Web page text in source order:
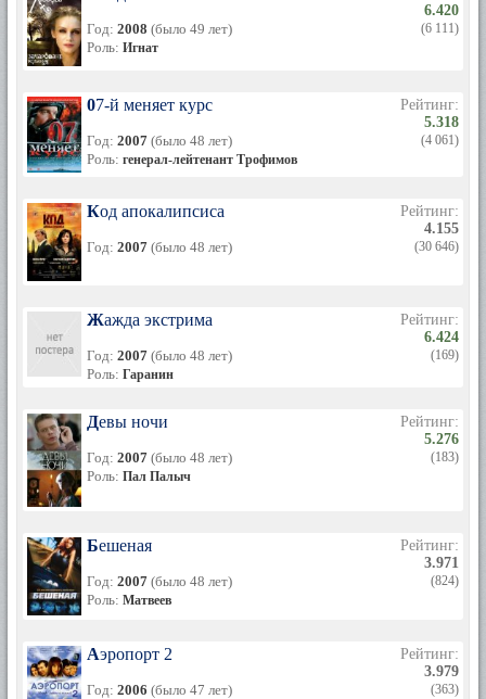
Год: 2008 (было 49 лет)
Роль: Игнат
6.420
(6 111)
07-й меняет курс
Год: 2007 (было 48 лет)
Роль: генерал-лейтенант Трофимов
Рейтинг:
5.318
(4 061)
Код апокалипсиса
Год: 2007 (было 48 лет)
Рейтинг:
4.155
(30 646)
Жажда экстрима
Год: 2007 (было 48 лет)
Роль: Гаранин
Рейтинг:
6.424
(169)
Девы ночи
Год: 2007 (было 48 лет)
Роль: Пал Палыч
Рейтинг:
5.276
(183)
Бешеная
Год: 2007 (было 48 лет)
Роль: Матвеев
Рейтинг:
3.971
(824)
Аэропорт 2
Год: 2006 (было 47 лет)
Рейтинг:
3.979
(363)